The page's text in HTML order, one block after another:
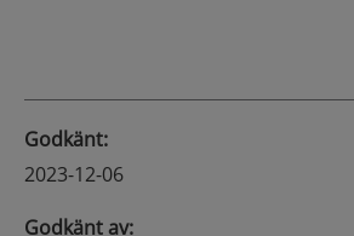
Godkänt:
2023-12-06
Godkänt av: